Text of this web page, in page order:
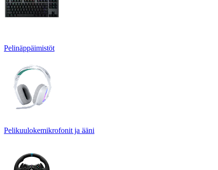
Pelinäppäimistöt
Pelikuulokemikrofonit ja ääni